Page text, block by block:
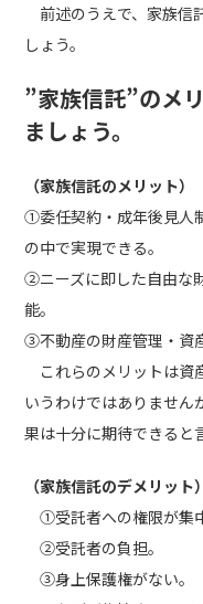
前述のうえで、家族信
しょう。
”家族信託”のメ
ましょう。
（家族信託のメリット）
①委任契約・成年後見人
の中で実現できる。
②ニーズに即した自由な
能。
③不動産の財産管理・資
これらのメリットは資
いうわけではありません
果は十分に期待できると
（家族信託のデメリット）
①受託者への権限が集
②受託者の負担。
③身上保護権がない。